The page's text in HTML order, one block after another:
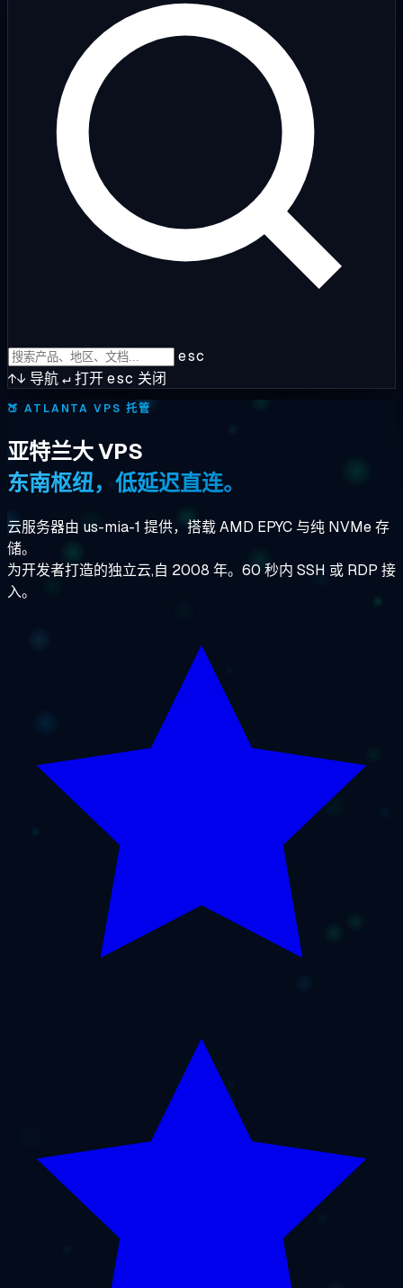
esc
↑↓ 导航↵打开esc 关闭
🍑 ATLANTA VPS 托管
亚特兰大 VPS
东南枢纽，低延迟直连。
云服务器由 us-mia-1 提供，搭载 AMD EPYC 与纯 NVMe 存
储。
为开发者打造的独立云,自 2008 年。60 秒内 SSH 或 RDP 接
入。